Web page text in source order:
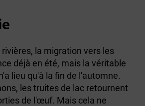
la migration vers les
déjà en été, mais la véritable
lieu qu'à la fin de l'automne.
les truites de lac retournent
de l'œuf. Mais cela ne